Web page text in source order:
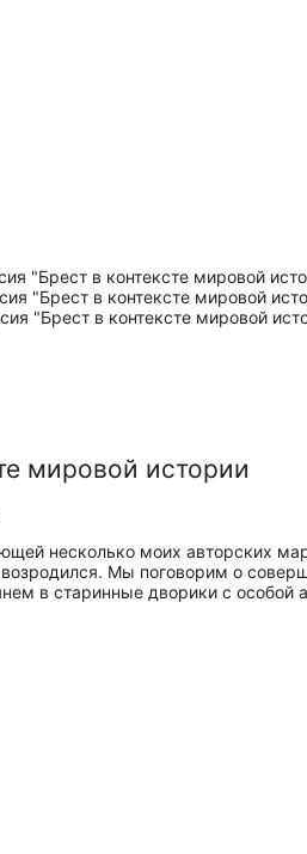
мировой истории
несколько моих авторских
возродился. Мы поговорим о
в старинные дворики с